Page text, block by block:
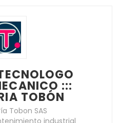
:::
TOBÓN
Tobon SAS
industrial